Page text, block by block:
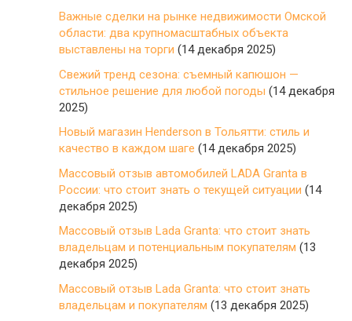
Важные сделки на рынке недвижимости Омской
области: два крупномасштабных объекта
выставлены на торги (14 декабря 2025)
Свежий тренд сезона: съемный капюшон —
стильное решение для любой погоды (14 декабря
2025)
Новый магазин Henderson в Тольятти: стиль и
качество в каждом шаге (14 декабря 2025)
Массовый отзыв автомобилей LADA Granta в
России: что стоит знать о текущей ситуации (14
декабря 2025)
Массовый отзыв Lada Granta: что стоит знать
владельцам и потенциальным покупателям (13
декабря 2025)
Массовый отзыв Lada Granta: что стоит знать
владельцам и покупателям (13 декабря 2025)